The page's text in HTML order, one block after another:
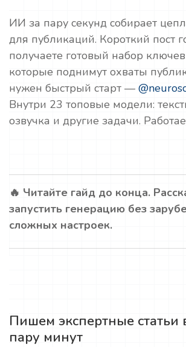
ИИ за пару секунд собирает
для публикаций. Короткий пост
получаете готовый набор
которые поднимут охваты
нужен быстрый старт —
Внутри 23 топовые модели:
озвучка и другие задачи.
🔥 Читайте гайд до конца.
запустить генерацию без
сложных настроек.
Пишем экспертные статьи
пару минут